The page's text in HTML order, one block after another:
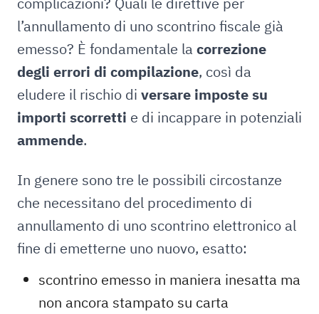
l’annullamento di uno scontrino fiscale già
emesso? È fondamentale la correzione
degli errori di compilazione, così da
eludere il rischio di versare imposte su
importi scorretti e di incappare in potenziali
ammende.
In genere sono tre le possibili circostanze
che necessitano del procedimento di
annullamento di uno scontrino elettronico al
fine di emetterne uno nuovo, esatto:
scontrino emesso in maniera inesatta ma
non ancora stampato su carta